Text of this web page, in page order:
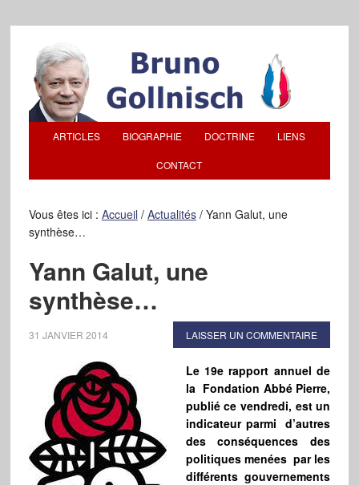
ARTICLES BIOGRAPHIE DOCTRINE LIENS
CONTACT
Vous êtes ici : Accueil / Actualités /Yann Galut, une
synthèse…
Yann Galut, une
synthèse…
31 JANVIER 2014 LAISSER UN COMMENTAIRE
Le 19e rapport annuel de
la Fondation Abbé Pierre,
publié ce vendredi, est un
indicateur parmi d’autres
des conséquences des
politiques menées par les
différents gouvernements